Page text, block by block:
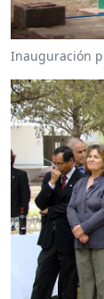
Inauguración